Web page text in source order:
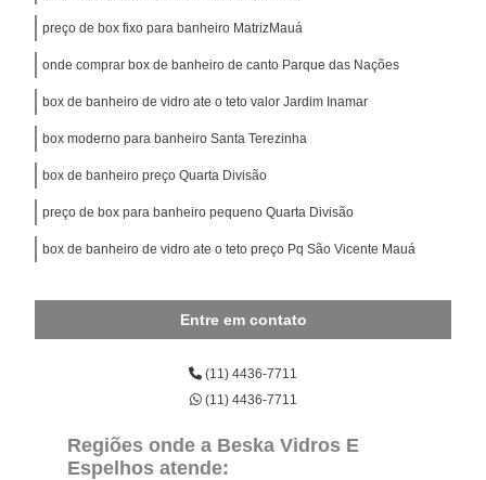
preço de box fixo para banheiro MatrizMauá
onde comprar box de banheiro de canto Parque das Nações
box de banheiro de vidro ate o teto valor Jardim Inamar
box moderno para banheiro Santa Terezinha
box de banheiro preço Quarta Divisão
preço de box para banheiro pequeno Quarta Divisão
box de banheiro de vidro ate o teto preço Pq São Vicente Mauá
Entre em contato
(11) 4436-7711
(11) 4436-7711
Regiões onde a Beska Vidros E
Espelhos atende: